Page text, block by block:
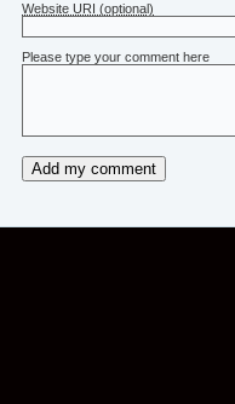
Website URI (optional)
Please type your comment here